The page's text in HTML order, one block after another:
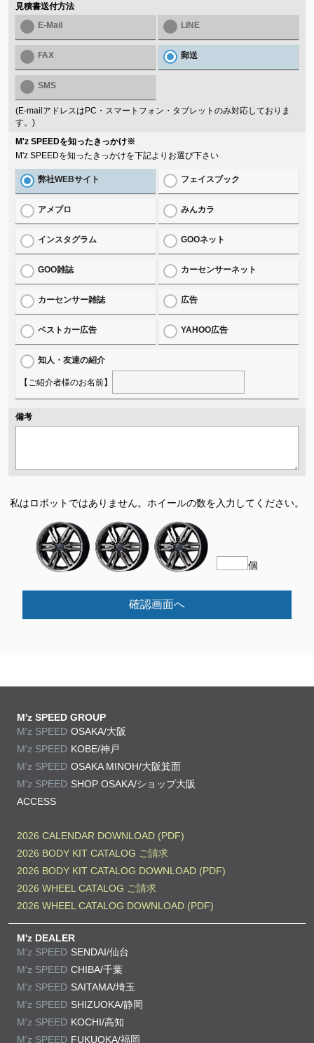
見積書送付方法
E-Mail
LINE
FAX 郵送
SMS
(E-mailアドレスはPC・スマートフォン・タブレットのみ対応しておりま
す。)
M'z SPEEDを知ったきっかけ※
M'z SPEEDを知ったきっかけを下記よりお選び下さい
弊社WEBサイト フェイスブック
アメブロ みんカラ
インスタグラム GOOネット
GOO雑誌 カーセンサーネット
カーセンサー雑誌 広告
ベストカー広告 YAHOO広告
知人・友達の紹介
【ご紹介者様のお名前】
備考
私はロボットではありません。 ホイールの数を入力してください。
個
確認画面へ
M'z SPEED GROUP
M'z SPEED OSAKA/大阪
M'z SPEED KOBE/神戸
M'z SPEED OSAKA MINOH/大阪箕面
M'z SPEED SHOP OSAKA/ショップ大阪
ACCESS
2026 CALENDAR DOWNLOAD (PDF)
2026 BODY KIT CATALOG ご請求
2026 BODY KIT CATALOG DOWNLOAD (PDF)
2026 WHEEL CATALOG ご請求
2026 WHEEL CATALOG DOWNLOAD (PDF)
M'z DEALER
M'z SPEED SENDAI/仙台
M'z SPEED CHIBA/千葉
M'z SPEED SAITAMA/埼玉
M'z SPEED SHIZUOKA/静岡
M'z SPEED KOCHI/高知
M'z SPEED FUKUOKA/福岡